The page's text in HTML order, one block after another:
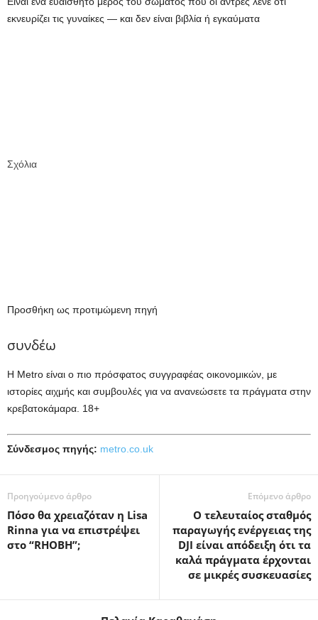
εκνευρίζει τις γυναίκες — και δεν είναι βιβλία ή εγκαύματα
Σχόλια
Προσθήκη ως προτιμώμενη πηγή
συνδέω
Η Metro είναι ο πιο πρόσφατος συγγραφέας οικονομικών, με
ιστορίες αιχμής και συμβουλές για να ανανεώσετε τα πράγματα στην
κρεβατοκάμαρα. 18+
Σύνδεσμος πηγής: metro.co.uk
Προηγούμενο άρθρο
Πόσο θα χρειαζόταν η Lisa
Rinna για να επιστρέψει
στο “RHOBH”;
Επόμενο άρθρο
Ο τελευταίος σταθμός
παραγωγής ενέργειας της
DJI είναι απόδειξη ότι τα
καλά πράγματα έρχονται
σε μικρές συσκευασίες